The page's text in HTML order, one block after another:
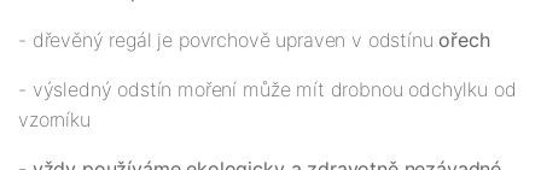
- dřevěný regál je povrchově upraven v odstínu ořech
- výsledný odstín moření může mít drobnou odchylku od
vzorníku